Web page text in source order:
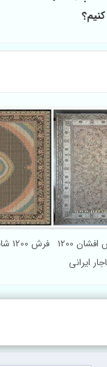
فرش 1200 شانه طرح ریزماهی قیمت خرید فرش افشان 1200
ایرانی